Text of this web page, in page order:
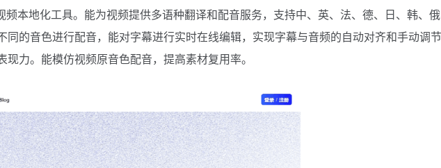
本地化工具。能为视频提供多语种翻译和配音服务，支持中、英、法、德、日、韩、
的音色进行配音，能对字幕进行实时在线编辑，实现字幕与音频的自动对齐和手动调
力。能模仿视频原音色配音，提高素材复用率。